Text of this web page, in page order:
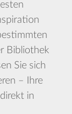
Bibliothek
Sie sich
– Ihre
in